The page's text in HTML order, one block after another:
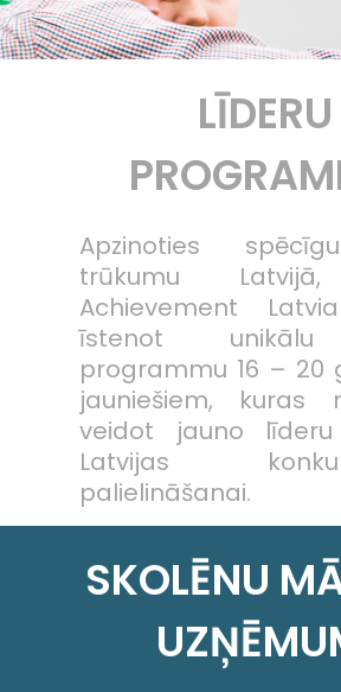
LĪDERU
Apzinoties
trūkumu
Achievement
īstenot unikālu
programmu 16 – 20
jauniešiem, kuras
veidot jauno līderu
Latvijas
palielināšanai.
SKOLĒNU